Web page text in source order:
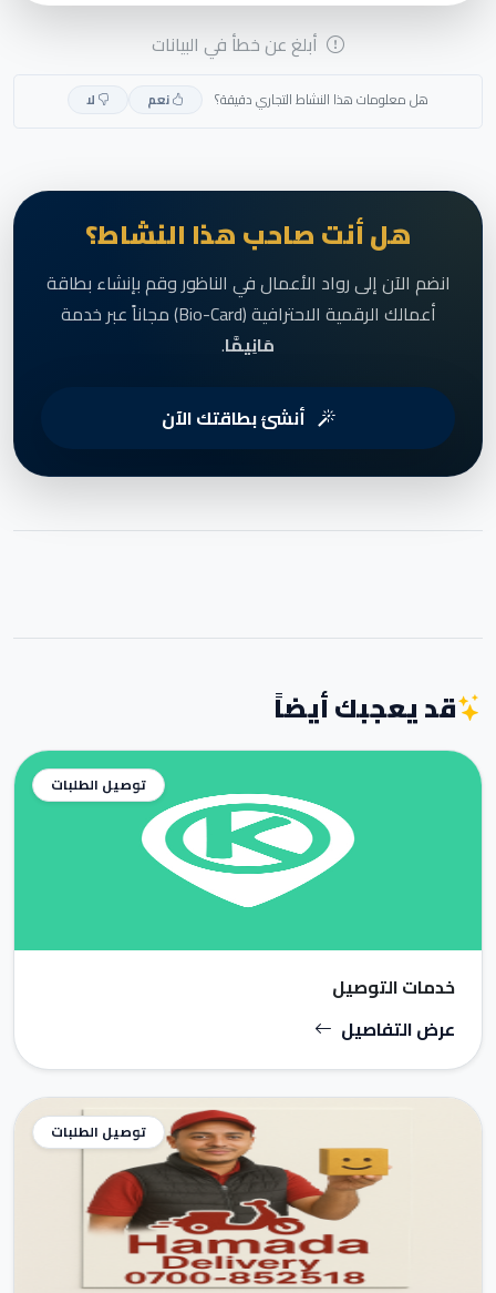
أبلغ عن خطأ في البيانات
هل معلومات هذا النشاط التجاري دقيقة؟ نعم لا
هل أنت صاحب هذا النشاط؟
انضم الآن إلى رواد الأعمال في الناظور وقم بإنشاء بطاقة
أعمالك الرقمية الاحترافية (Bio-Card) مجاناً عبر خدمة
مَانِيمَّا.
أنشئ بطاقتك الآن
قد يعجبك أيضاً
توصيل الطلبات
خدمات التوصيل
عرض التفاصيل
توصيل الطلبات